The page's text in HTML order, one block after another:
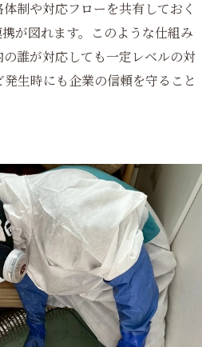
制や対応フローを共有しておく
が図れます。このような仕組み
誰が対応しても一定レベルの対
生時にも企業の信頼を守ること